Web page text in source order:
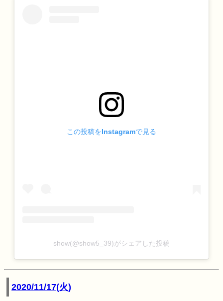
この投稿をInstagramで見る
show(@show5_39)がシェアした投稿
2020/11/17(火)